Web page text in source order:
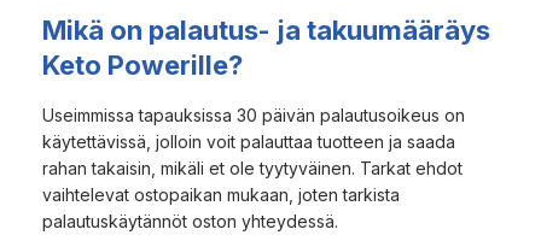
Mikä on palautus- ja takuumääräys
Keto Powerille?
Useimmissa tapauksissa 30 päivän palautusoikeus on
käytettävissä, jolloin voit palauttaa tuotteen ja saada
rahan takaisin, mikäli et ole tyytyväinen. Tarkat ehdot
vaihtelevat ostopaikan mukaan, joten tarkista
palautuskäytännöt oston yhteydessä.